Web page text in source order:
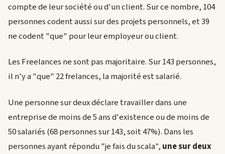
compte de leur société ou d'un client. Sur ce nombre, 104
personnes codent aussi sur des projets personnels, et 39
ne codent "que" pour leur employeur ou client.
Les Freelances ne sont pas majoritaire. Sur 143 personnes,
il n'y a "que" 22 frelances, la majorité est salarié.
Une personne sur deux déclare travailler dans une
entreprise de moins de 5 ans d'existence ou de moins de
50 salariés (68 personnes sur 143, soit 47%). Dans les
personnes ayant répondu "je fais du scala", une sur deux